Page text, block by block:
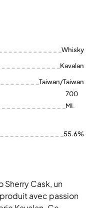
Whisky
Kavalan
Taiwan/Taiwan
700
ML
55.6%
Sherry Cask, un
avec passion